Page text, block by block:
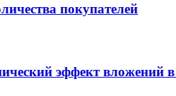
покупателей
эффект вложений